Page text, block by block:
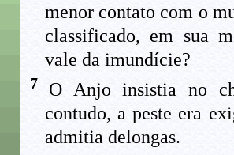
menor contato com o
classificado, em sua
vale da imundície?
7
O Anjo insistia no
contudo, a peste era
admitia delongas.